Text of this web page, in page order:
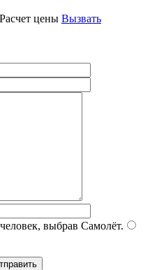
Расчет цены Вызвать
выбрав Самолёт.